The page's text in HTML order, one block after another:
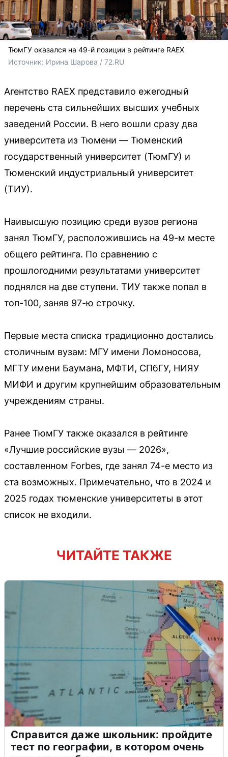
ТюмГУ оказался на 49-й позиции в рейтинге RAEX
Источник: Ирина Шарова / 72.RU
Агентство RAEX представило ежегодный
перечень ста сильнейших высших учебных
заведений России. В него вошли сразу два
университета из Тюмени — Тюменский
государственный университет (ТюмГУ) и
Тюменский индустриальный университет
(ТИУ).
Наивысшую позицию среди вузов региона
занял ТюмГУ, расположившись на 49-м месте
общего рейтинга. По сравнению с
прошлогодними результатами университет
поднялся на две ступени. ТИУ также попал в
топ-100, заняв 97-ю строчку.
Первые места списка традиционно достались
столичным вузам: МГУ имени Ломоносова,
МГТУ имени Баумана, МФТИ, СПбГУ, НИЯУ
МИФИ и другим крупнейшим образовательным
учреждениям страны.
Ранее ТюмГУ также оказался в рейтинге
«Лучшие российские вузы — 2026»,
составленном Forbes, где занял 74-е место из
ста возможных. Примечательно, что в 2024 и
2025 годах тюменские университеты в этот
список не входили.
ЧИТАЙТЕ ТАКЖЕ
Справится даже школьник: пройдите
тест по географии, в котором очень